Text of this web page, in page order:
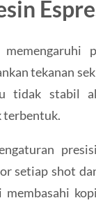
tekanan
tidak stabil
terbentuk.
setiap shot